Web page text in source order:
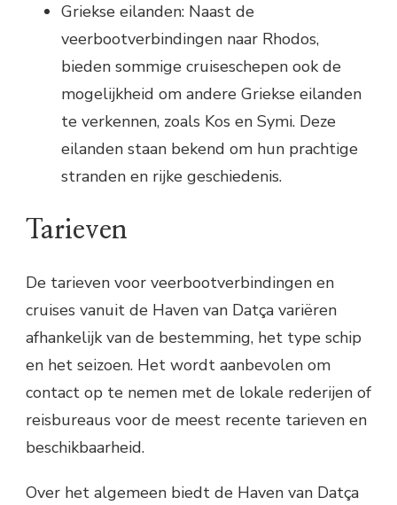
Griekse eilanden: Naast de
veerbootverbindingen naar Rhodos,
bieden sommige cruiseschepen ook de
mogelijkheid om andere Griekse eilanden
te verkennen, zoals Kos en Symi. Deze
eilanden staan bekend om hun prachtige
stranden en rijke geschiedenis.
Tarieven
De tarieven voor veerbootverbindingen en
cruises vanuit de Haven van Datça variëren
afhankelijk van de bestemming, het type schip
en het seizoen. Het wordt aanbevolen om
contact op te nemen met de lokale rederijen of
reisbureaus voor de meest recente tarieven en
beschikbaarheid.
Over het algemeen biedt de Haven van Datça